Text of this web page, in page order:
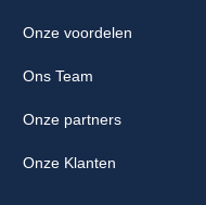
Onze voordelen
Ons Team
Onze partners
Onze Klanten